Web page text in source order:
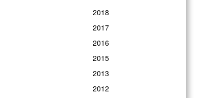
2018
2017
2016
2015
2013
2012